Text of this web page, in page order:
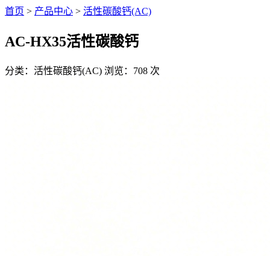
首页 > 产品中心 > 活性碳酸钙(AC)
AC-HX35活性碳酸钙
分类：活性碳酸钙(AC) 浏览：708 次